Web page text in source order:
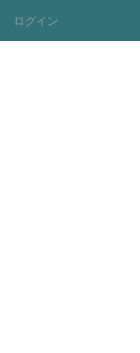
ログイン